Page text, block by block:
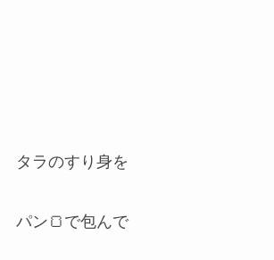
タラのすり身を
パン🍞で包んで